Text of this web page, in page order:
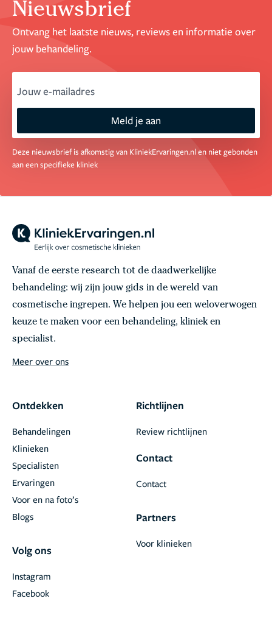
Nieuwsbrief
Ontvang het laatste nieuws, reviews en informatie over
jouw behandeling.
Meld je aan
Deze nieuwsbrief is afkomstig van KliniekErvaringen.nl en niet gebonden
aan een specifieke kliniek
Vanaf de eerste research tot de daadwerkelijke
behandeling: wij zijn jouw gids in de wereld van
cosmetische ingrepen. We helpen jou een weloverwogen
keuze te maken voor een behandeling, kliniek en
specialist.
Meer over ons
Ontdekken
Behandelingen
Klinieken
Specialisten
Ervaringen
Voor en na foto’s
Blogs
Volg ons
Facebook
Instagram
Richtlijnen
Review richtlijnen
Contact
Contact
Partners
Voor klinieken